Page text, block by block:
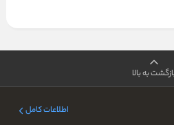
به بالا
اطلاعات کامل